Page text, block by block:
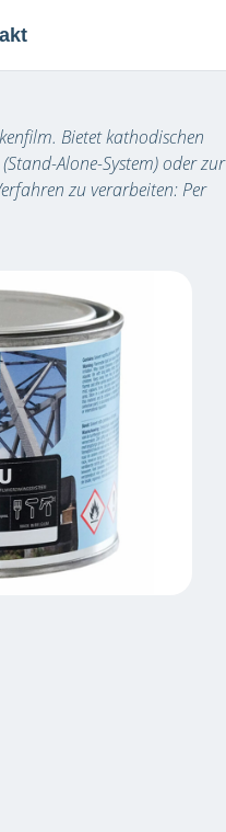
Bietet kathodischen
Alone-System) oder zur
zu verarbeiten: Per